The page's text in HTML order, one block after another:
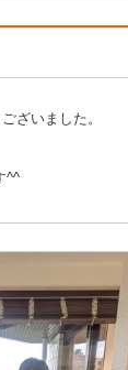
ざいました。
^^